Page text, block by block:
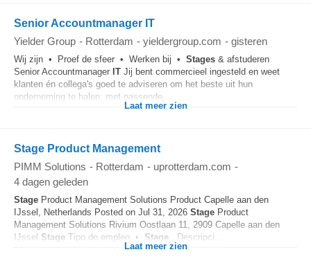
Senior Accountmanager IT
Yielder Group - Rotterdam - yieldergroup.com - gisteren
Wij zijn • Proef de sfeer • Werken bij • Stages & afstuderen
Senior Accountmanager IT Jij bent commercieel ingesteld en weet
klanten én collega's goed te adviseren om het beste uit hun
onderneming te halen, met passende...
Laat meer zien
Stage Product Management
PIMM Solutions - Rotterdam - uprotterdam.com -
4 dagen geleden
Stage Product Management Solutions Product Capelle aan den
IJssel, Netherlands Posted on Jul 31, 2026 Stage Product
Management Solutions Rivium Oostlaan 11, 2909 Capelle aan den
IJssel Stage Tipo de empleo • Stage Descripci...
Laat meer zien